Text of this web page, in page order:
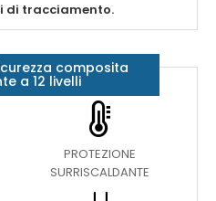
di tracciamento.
composita
a 12 livelli
PROTEZIONE
SURRISCALDANTE